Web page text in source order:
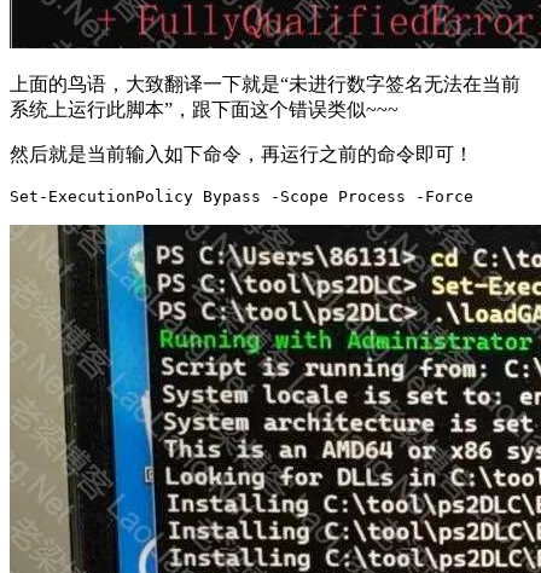
上面的鸟语，大致翻译一下就是“未进行数字签名无法在当前
系统上运行此脚本”，跟下面这个错误类似~~~
然后就是当前输入如下命令，再运行之前的命令即可！
Set-ExecutionPolicy Bypass -Scope Process -Force